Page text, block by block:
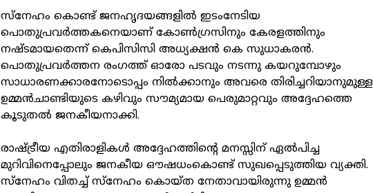
സ്‌നേഹം കൊണ്ട് ജനഹൃദയങ്ങളില്‍ ഇടംനേടിയ
പൊതുപ്രവര്‍ത്തകനെയാണ് കോണ്‍ഗ്രസിനും കേരളത്തിനും
നഷ്ടമായതെന്ന് കെപിസിസി അധ്യക്ഷന്‍ കെ സുധാകരന്‍.
പൊതുപ്രവര്‍ത്തന രംഗത്ത് ഓരോ പടവും നടന്നു കയറുമ്പോഴും
സാധാരണക്കാരനോടൊപ്പം നില്‍ക്കാനും അവരെ തിരിച്ചറിയാനുമുള്ള
ഉമ്മന്‍ചാണ്ടിയുടെ കഴിവും സൗമ്യമായ പെരുമാറ്റവും അദ്ദേഹത്തെ
കൂടുതല്‍ ജനകീയനാക്കി.
രാഷ്ട്രീയ എതിരാളികള്‍ അദ്ദേഹത്തിന്റെ മനസ്സിന് ഏല്‍പിച്ച
മുറിവിനെപ്പോലും ജനകീയ ഔഷധംകൊണ്ട് സുഖപ്പെടുത്തിയ വ്യക്തി.
സ്‌നേഹം വിതച്ച് സ്‌നേഹം കൊയ്ത നേതാവായിരുന്നു ഉമ്മന്‍